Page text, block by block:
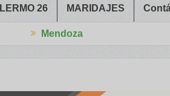
26 MARIDAJES